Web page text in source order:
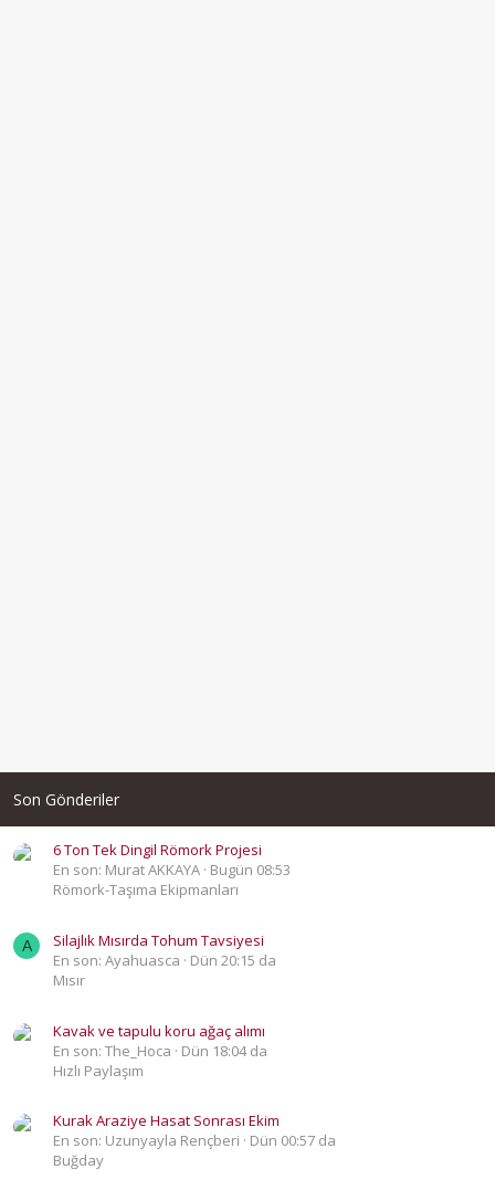
Son Gönderiler
6 Ton Tek Dingil Römork Projesi
En son: Murat AKKAYA Bugün 08:53
Römork-Taşıma Ekipmanları
A
Silajlık Mısırda Tohum Tavsiyesi
En son: Ayahuasca
Dün 20:15 da
Mısır
Kavak ve tapulu koru ağaç alımı
En son: The_Hoca
Dün 18:04 da
Hızlı Paylaşım
Kurak Araziye Hasat Sonrası Ekim
En son: Uzunyayla Rençberi
Dün 00:57 da
Buğday